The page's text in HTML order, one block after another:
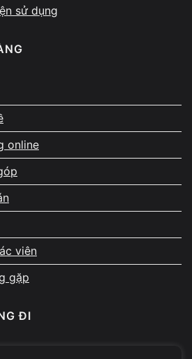
giá sai
kiểm tra và báo giá trước khi sửa.
bạch
→ báo lỗi chi tiết → khách đồng ý
hoặc chi phí sửa cao, bạn có thể
tính cũđể tối ưu ngân sách.
và xử lý sửa laptop
diễn ra như thế nào?
sử dụng
online
viên
gặp
ĐI